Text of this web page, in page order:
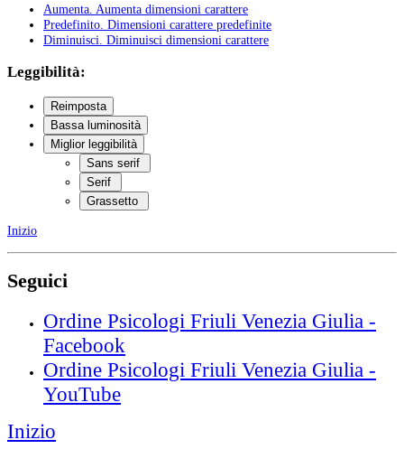
Aumenta . Aumenta dimensioni carattere
Predefinito . Dimensioni carattere predefinite
Diminuisci . Diminuisci dimensioni carattere
Leggibilità:
Reimposta
Bassa luminosità
Miglior leggibilità
Sans serif
Serif
Grassetto
Inizio
Seguici
Ordine Psicologi Friuli Venezia Giulia -
Facebook
Ordine Psicologi Friuli Venezia Giulia -
YouTube
Inizio